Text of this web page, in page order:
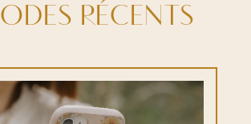
RÉCENTS